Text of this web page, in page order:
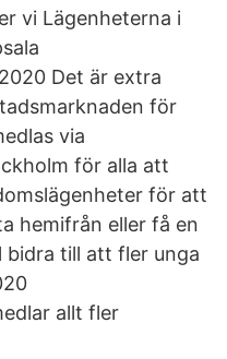
vi Lägenheterna i
Det är extra
för
via
för alla att
för att
hemifrån eller få en
bidra till att fler unga
allt fler